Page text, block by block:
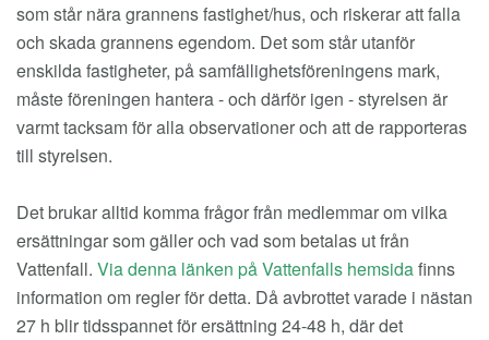
som står nära grannens fastighet/hus, och riskerar att falla
och skada grannens egendom. Det som står utanför
enskilda fastigheter, på samfällighetsföreningens mark,
måste föreningen hantera - och därför igen - styrelsen är
varmt tacksam för alla observationer och att de rapporteras
till styrelsen.
Det brukar alltid komma frågor från medlemmar om vilka
ersättningar som gäller och vad som betalas ut från
Vattenfall. Via denna länken på Vattenfalls hemsidafinns
information om regler för detta. Då avbrottet varade i nästan
27 h blir tidsspannet för ersättning 24-48 h, där det